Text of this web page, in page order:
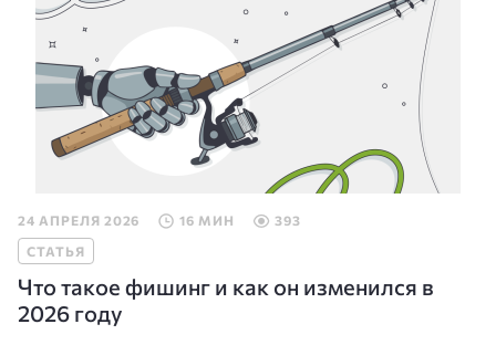
24 АПРЕЛЯ 2026 16 МИН
393
СТАТЬЯ
Что такое фишинг и как он изменился в
2026 году